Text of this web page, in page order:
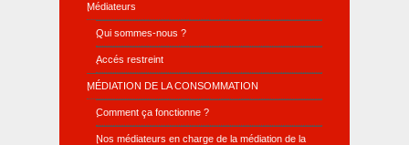
Médiateurs
Qui sommes-nous ?
Accés restreint
MÉDIATION DE LA CONSOMMATION
Comment ça fonctionne ?
Nos médiateurs en charge de la médiation de la